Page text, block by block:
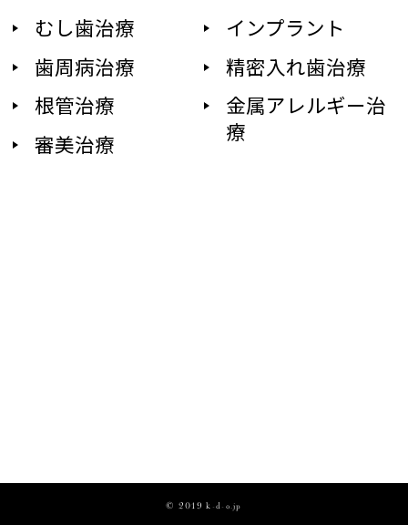
むし歯治療
歯周病治療
根管治療
審美治療
インプラント
精密入れ歯治療
金属アレルギー治
療
© 2019 k-d-o.jp